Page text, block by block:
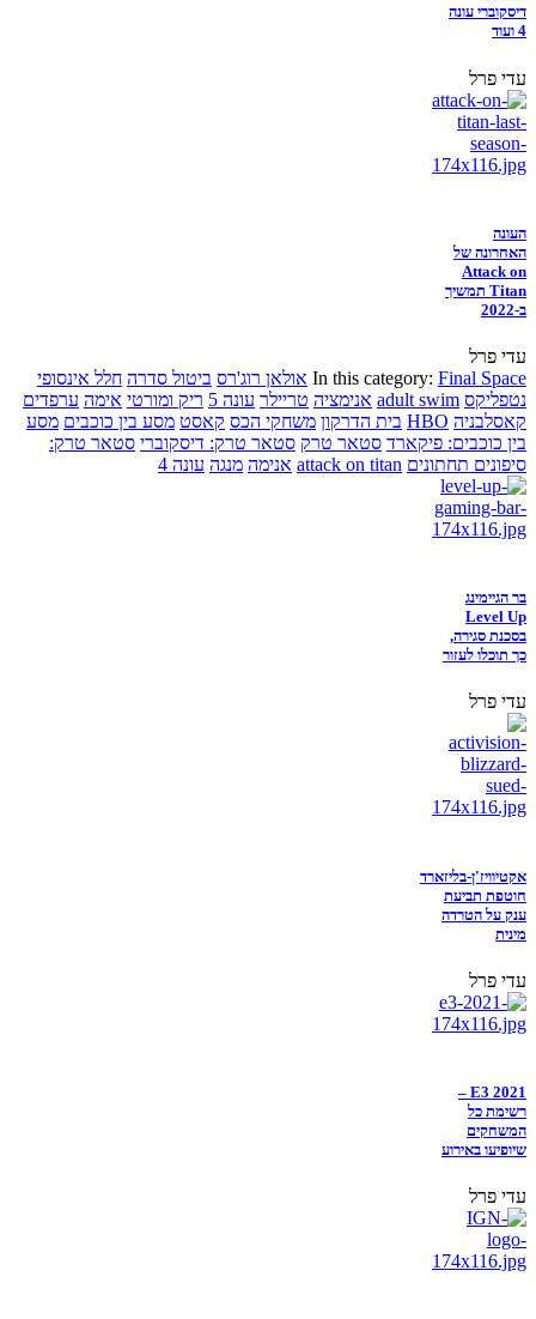
דיסקוברי עונה
4 ועוד
עדי פרל
העונה
האחרונה של
Attack on
Titan תמשיך
ב-2022
עדי פרל
In this category: Final Space אולאן רוג'רס ביטול סדרה חלל אינסופי
נטפליקס adult swim אנימציה טריילר עונה 5 ריק ומורטי אימה ערפדים
קאסלבניה HBO בית הדרקון משחקי הכס קאסט מסע בין כוכבים מסע
בין כוכבים: פיקארד סטאר טרק סטאר טרק: דיסקוברי סטאר טרק:
סיפונים תחתונים attack on titan אנימה מנגה עונה 4
בר הגיימינג
Level Up
בסכנת סגירה,
כך תוכלו לעזור
עדי פרל
אקטיוויז'ן-בליזארד
חוטפת תביעת
ענק על הטרדה
מינית
עדי פרל
E3 2021 –
רשימת כל
המשחקים
שיופיעו באירוע
עדי פרל